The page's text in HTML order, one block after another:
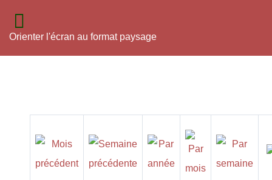
Orienter l'écran au format paysage